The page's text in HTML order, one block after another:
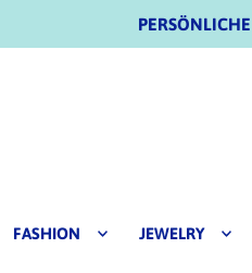
FASHION JEWELRY